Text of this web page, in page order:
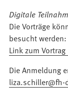
Digitale
Die Vorträge
besucht werden:
Link zum Vortrag
(Öffnet
einem
neuen
Die Anmeldung
liza.schiller
fh-